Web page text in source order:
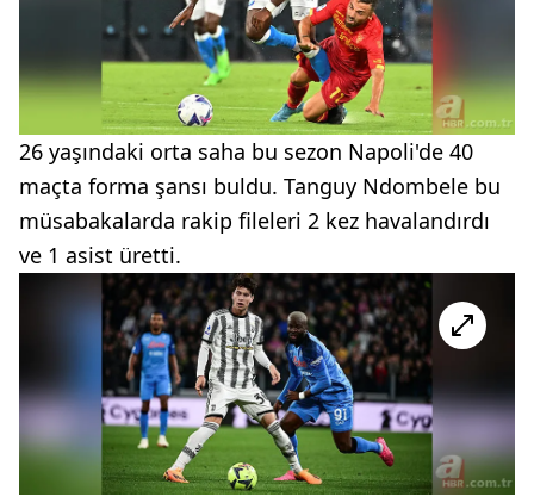
26 yaşındaki orta saha bu sezon Napoli'de 40
maçta forma şansı buldu. Tanguy Ndombele bu
müsabakalarda rakip fileleri 2 kez havalandırdı
ve 1 asist üretti.